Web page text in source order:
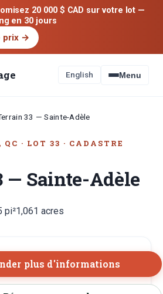
20 000 $ CAD sur votre lot —
en 30 jours
prix →
English Menu
33 — Sainte-Adèle
QC · LOT 33 · CADASTRE
— Sainte-Adèle
pi²1,061 acres
plus d'informations